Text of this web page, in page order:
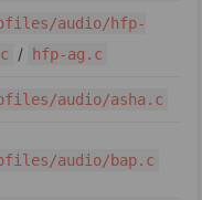
audio/hfp-
/ hfp-ag.c
audio/asha.c
audio/bap.c